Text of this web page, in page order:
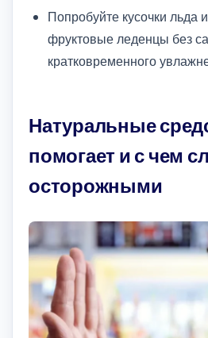
Попробуйте кусочки
фруктовые леденцы без
кратковременного
Натуральные
помогает и с чем
осторожными